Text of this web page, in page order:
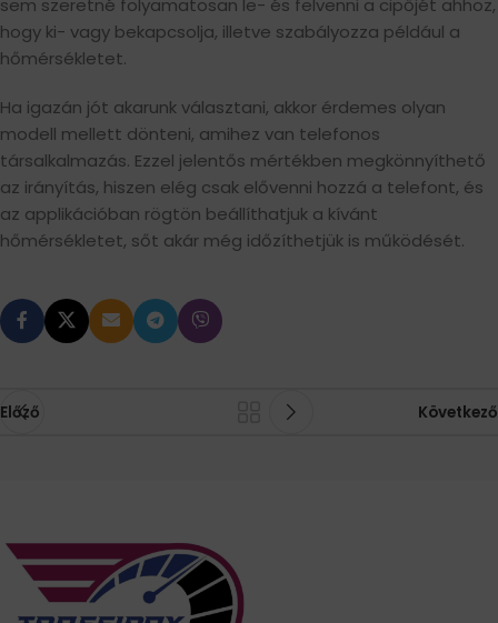
sem szeretné folyamatosan le- és felvenni a cipőjét ahhoz,
hogy ki- vagy bekapcsolja, illetve szabályozza például a
hőmérsékletet.
Ha igazán jót akarunk választani, akkor érdemes olyan
modell mellett dönteni, amihez van telefonos
társalkalmazás. Ezzel jelentős mértékben megkönnyíthető
az irányítás, hiszen elég csak elővenni hozzá a telefont, és
az applikációban rögtön beállíthatjuk a kívánt
hőmérsékletet, sőt akár még időzíthetjük is működését.
Előző Következő